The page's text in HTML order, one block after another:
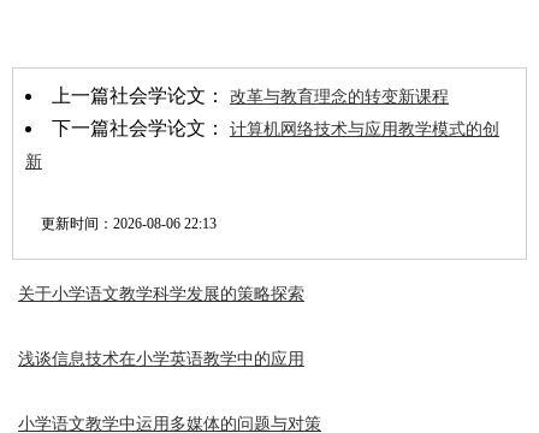
上一篇社会学论文： 改革与教育理念的转变新课程
下一篇社会学论文： 计算机网络技术与应用教学模式的创
新
更新时间： 2026-08-06 22:13
关于小学语文教学科学发展的策略探索
浅谈信息技术在小学英语教学中的应用
小学语文教学中运用多媒体的问题与对策